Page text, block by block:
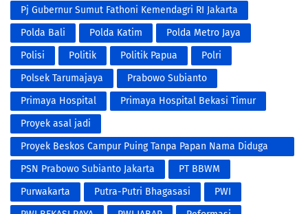
Pj Gubernur Sumut Fathoni Kemendagri RI Jakarta
Polda Bali
Polda Katim
Polda Metro Jaya
Polisi
Politik Politik Papua
Polri
Polsek Tarumajaya
Prabowo Subianto
Primaya Hospital
Primaya Hospital Bekasi Timur
Proyek asal jadi
Proyek Beskos Campur Puing Tanpa Papan Nama Diduga
Proyek Siluman Tidak Transparan
PSN Prabowo Subianto Jakarta
PT BBWM
Purwakarta
Putra-Putri Bhagasasi
PWI